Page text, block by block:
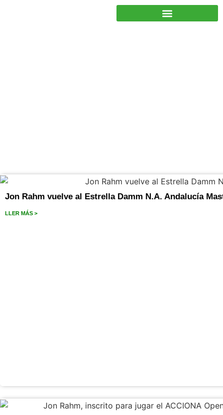
Jon Rahm vuelve al Estrella Damm N.A. Andalucía
LLER MÁS >